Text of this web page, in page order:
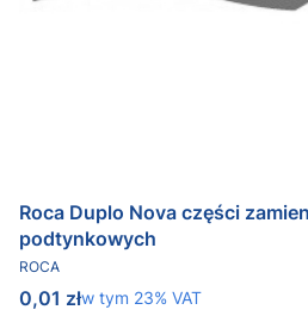
Roca Duplo Nova części
podtynkowych
PRODUCENT
ROCA
Cena brutto
0,01 złw tym %s VAT
w tym 23% VAT